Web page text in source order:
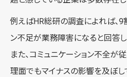
例えばHR総研の調査によれば、9
ン不足が業務障害になると回答し
また、コミュニケーション不全が
理面でもマイナスの影響を及ぼし